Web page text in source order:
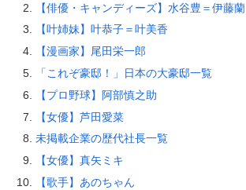
【俳優・キャンディーズ】水谷豊＝伊藤蘭
【叶姉妹】叶恭子＝叶美香
【漫画家】尾田栄一郎
「これぞ豪邸！」日本の大豪邸一覧
【プロ野球】阿部慎之助
【女優】芦田愛菜
未掲載企業の歴代社長一覧
【女優】真矢ミキ
【歌手】あのちゃん